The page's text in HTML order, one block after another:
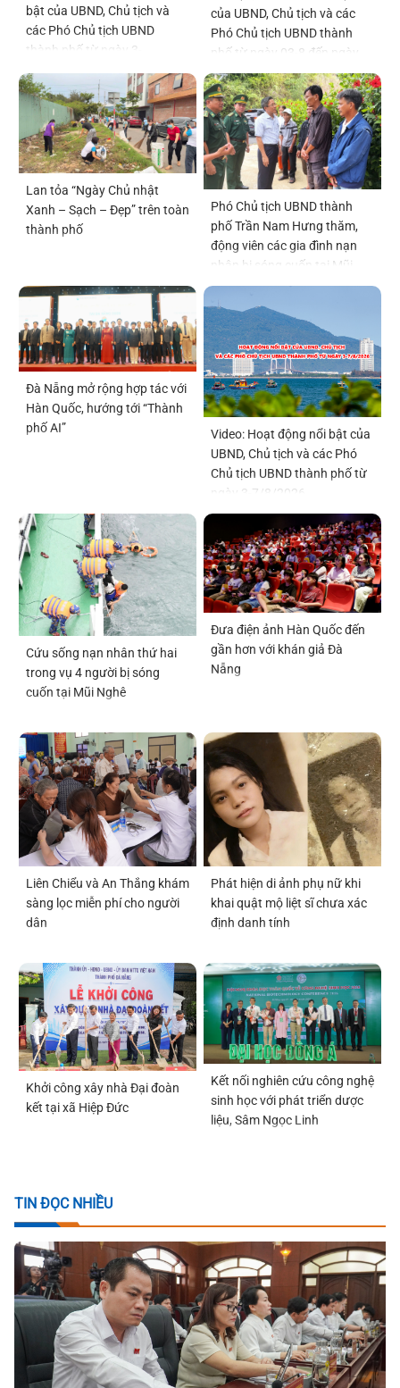
bật của UBND, Chủ tịch và
các Phó Chủ tịch UBND
thành phố từ ngày 3-
của UBND, Chủ tịch và các
Phó Chủ tịch UBND thành
phố từ ngày 03-8 đến ngày
07-8
Lan tỏa “Ngày Chủ nhật
Xanh – Sạch – Đẹp” trên toàn
thành phố
Phó Chủ tịch UBND thành
phố Trần Nam Hưng thăm,
động viên các gia đình nạn
nhân bị sóng cuốn tại Mũi
Nghê
Đà Nẵng mở rộng hợp tác với
Hàn Quốc, hướng tới “Thành
phố AI”
Video: Hoạt động nổi bật của
UBND, Chủ tịch và các Phó
Chủ tịch UBND thành phố từ
ngày 3-7/8/2026
Cứu sống nạn nhân thứ hai
trong vụ 4 người bị sóng
cuốn tại Mũi Nghê
Đưa điện ảnh Hàn Quốc đến
gần hơn với khán giả Đà
Nẵng
Liên Chiểu và An Thắng khám
sàng lọc miễn phí cho người
dân
Phát hiện di ảnh phụ nữ khi
khai quật mộ liệt sĩ chưa xác
định danh tính
Khởi công xây nhà Đại đoàn
kết tại xã Hiệp Đức
Kết nối nghiên cứu công nghệ
sinh học với phát triển dược
liệu, Sâm Ngọc Linh
TIN ĐỌC NHIỀU